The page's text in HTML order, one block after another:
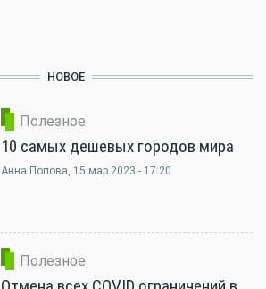
НОВОЕ
Полезное
10 самых дешевых городов мира
Анна Попова, 15 мар 2023 - 17:20
Полезное